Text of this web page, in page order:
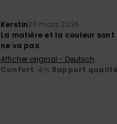
Kerstin30 mars 2026
La matière et la couleur sont
ne va pas.
Afficher original - Deutsch
Confort: 4/5 Rapport